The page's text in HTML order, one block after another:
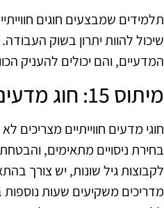
תלמידים שמבצעים חוגים
שיכול להוות יתרון בשוק
המדעיים, והם יכולים להעניק
מיתוס 15: חוג מדעים חווייתי לא מצריך הכנה מראש
חוגי מדעים חווייתיים
בחירת ניסויים מתאימים,
לקבוצות גיל שונות, יש צורך
מדריכים משקיעים שעות נוספות